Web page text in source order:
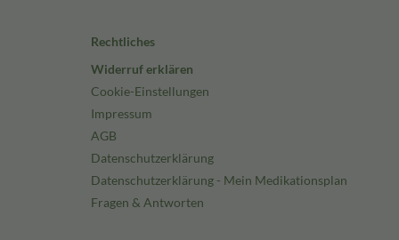
Rechtliches
Widerruf erklären
Cookie-Einstellungen
Impressum
AGB
Datenschutzerklärung
Datenschutzerklärung - Mein Medikationsplan
Fragen & Antworten